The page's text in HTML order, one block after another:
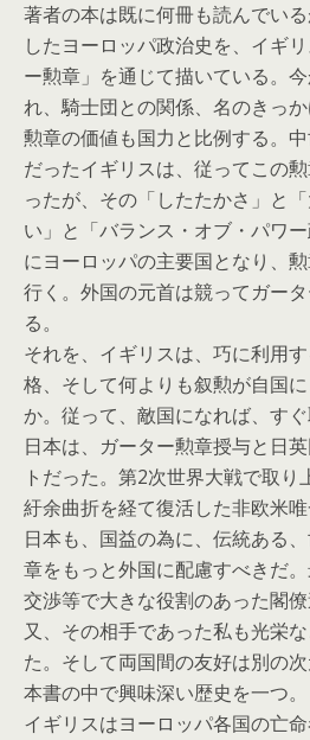
著者の本は既に何冊も読んでい
したヨーロッパ政治史を、イギ
ー勲章」を通じて描いている。
れ、騎士団との関係、名のきっか
勲章の価値も国力と比例する。
だったイギリスは、従ってこの
ったが、その「したたかさ」と
い」と「バランス・オブ・パワ
にヨーロッパの主要国となり、
行く。外国の元首は競ってガー
る。
それを、イギリスは、巧に利用
格、そして何よりも叙勲が自国
か。従って、敵国になれば、すぐ
日本は、ガーター勲章授与と日
トだった。第2次世界大戦で取り
紆余曲折を経て復活した非欧米唯
日本も、国益の為に、伝統ある
章をもっと外国に配慮すべきだ
交渉等で大きな役割のあった閣僚
又、その相手であった私も光栄
た。そして両国間の友好は別の次
本書の中で興味深い歴史を一つ。
イギリスはヨーロッパ各国の亡